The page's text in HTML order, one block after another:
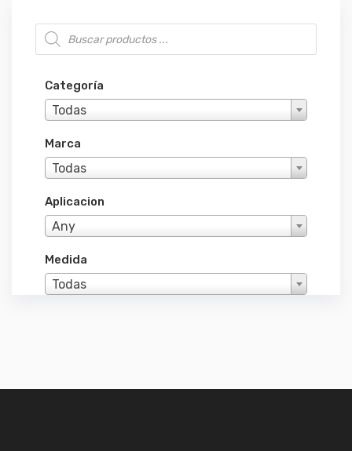
Búsqueda de productos
Categoría
Todas
Marca
Todas
Aplicacion
Any
Medida
Todas